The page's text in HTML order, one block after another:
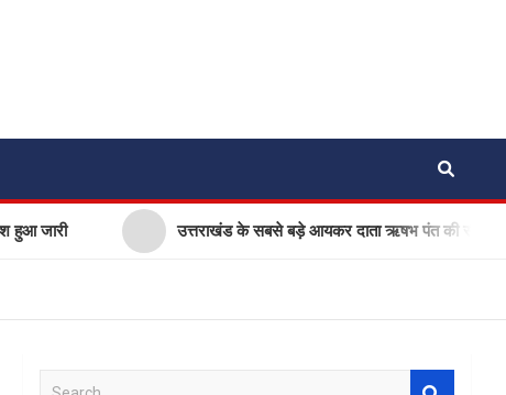
उत्तराखंड के सबसे बड़े आयकर दाता ऋषभ पंत की सीएम धामी से